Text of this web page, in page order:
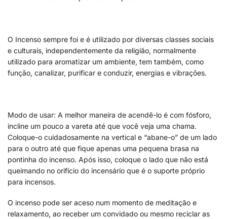
O Incenso sempre foi e é utilizado por diversas classes sociais
e culturais, independentemente da religião, normalmente
utilizado para aromatizar um ambiente, tem também, como
função, canalizar, purificar e conduzir, energias e vibrações.
Modo de usar: A melhor maneira de acendê-lo é com fósforo,
incline um pouco a vareta até que você veja uma chama.
Coloque-o cuidadosamente na vertical e “abane-o” de um lado
para o outro até que fique apenas uma pequena brasa na
pontinha do incenso. Após isso, coloque o lado que não está
queimando no orifício do incensário que é o suporte próprio
para incensos.
O incenso pode ser aceso num momento de meditação e
relaxamento, ao receber um convidado ou mesmo reciclar as